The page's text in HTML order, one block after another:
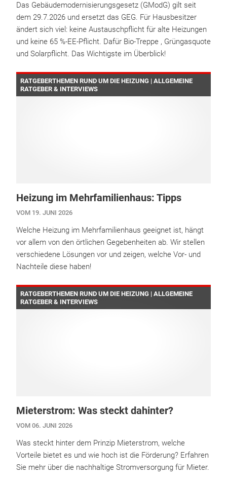
Das Gebäudemodernisierungsgesetz (GModG) gilt seit
dem 29.7.2026 und ersetzt das GEG. Für Hausbesitzer
ändert sich viel: keine Austauschpflicht für alte Heizungen
und keine 65 %-EE-Pflicht. Dafür Bio-Treppe , Grüngasquote
und Solarpflicht. Das Wichtigste im Überblick!
RATGEBERTHEMEN RUND UM DIE HEIZUNG | ALLGEMEINE
RATGEBER & INTERVIEWS
Heizung im Mehrfamilienhaus: Tipps
VOM 19. JUNI 2026
Welche Heizung im Mehrfamilienhaus geeignet ist, hängt
vor allem von den örtlichen Gegebenheiten ab. Wir stellen
verschiedene Lösungen vor und zeigen, welche Vor- und
Nachteile diese haben!
RATGEBERTHEMEN RUND UM DIE HEIZUNG | ALLGEMEINE
RATGEBER & INTERVIEWS
Mieterstrom: Was steckt dahinter?
VOM 06. JUNI 2026
Was steckt hinter dem Prinzip Mieterstrom, welche
Vorteile bietet es und wie hoch ist die Förderung? Erfahren
Sie mehr über die nachhaltige Stromversorgung für Mieter.